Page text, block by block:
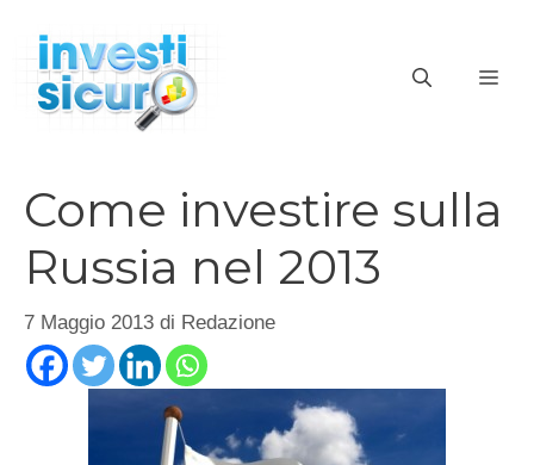
contenuto
Come investire sulla
Russia nel 2013
7 Maggio 2013 di Redazione